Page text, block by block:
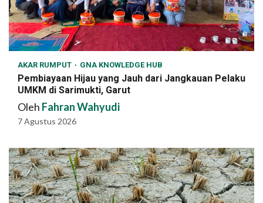
AKAR RUMPUT GNA KNOWLEDGE HUB
Pembiayaan Hijau yang Jauh dari Jangkauan Pelaku
UMKM di Sarimukti, Garut
Oleh Fahran Wahyudi
7 Agustus 2026